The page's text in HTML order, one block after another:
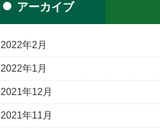
アーカイブ
2022年2月
2022年1月
2021年12月
2021年11月